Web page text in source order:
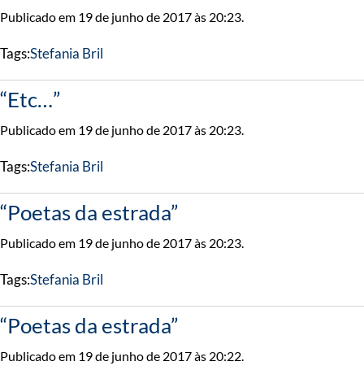
Publicado em 19 de junho de 2017 às 20:23.
Tags:Stefania Bril
“Etc…”
Publicado em 19 de junho de 2017 às 20:23.
Tags:Stefania Bril
“Poetas da estrada”
Publicado em 19 de junho de 2017 às 20:23.
Tags:Stefania Bril
“Poetas da estrada”
Publicado em 19 de junho de 2017 às 20:22.